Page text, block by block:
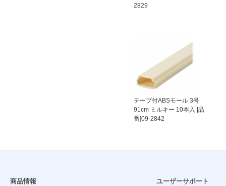
2829
テープ付ABSモール 3号
91cm ミルキー 10本入 [品
番]09-2842
商品情報 ユーザーサポート